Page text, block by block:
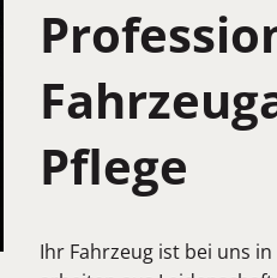
Pflege
Ihr Fahrzeug ist bei uns